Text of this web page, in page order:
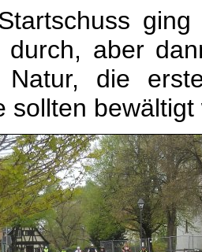
durch, aber
die
sollten